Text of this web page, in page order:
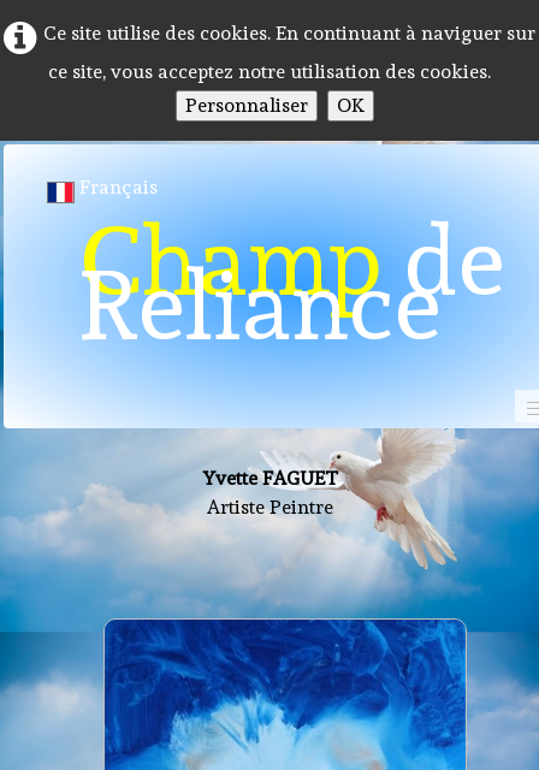
Ce site utilise des cookies. En continuant à naviguer sur
ce site, vous acceptez notre utilisation des cookies.
Personnaliser
OK
Français
Champde
Reliance
Accueil
Programme 2026
Photos
▼
Tarifs
Livres
Contact
Toiles Yvette FAGUET
Toiles
Yvette FAGUET
Artiste Peintre